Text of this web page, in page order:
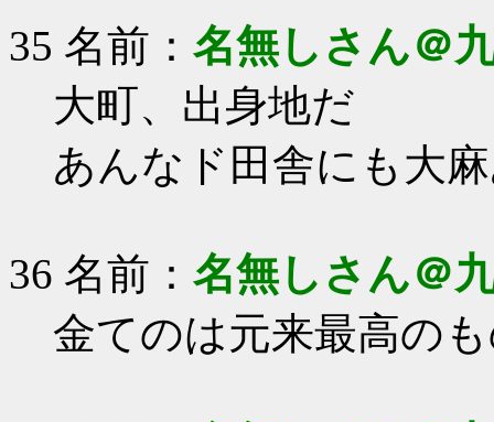
35 名前： 名無しさん＠
大町、出身地だ
あんなド田舎にも大
36 名前： 名無しさん＠
金てのは元来最高の